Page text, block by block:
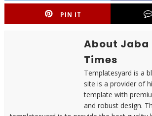
PIN IT
About Jaba
Times
Templatesyard is a
site is a provider of
template with
and robust design.